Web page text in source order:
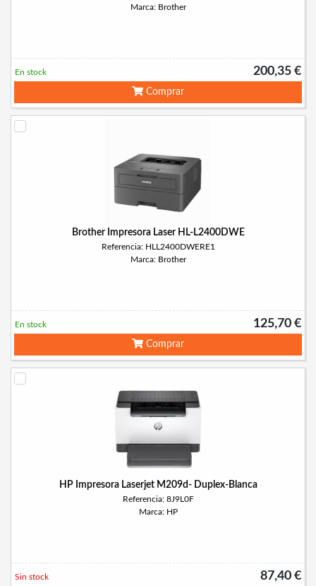
Marca: Brother
200,35 €
En stock
Comprar
Brother Impresora Laser HL-L2400DWE
Referencia: HLL2400DWERE1
Marca: Brother
125,70 €
En stock
Comprar
HP Impresora Laserjet M209d- Duplex-Blanca
Referencia: 8J9L0F
Marca: HP
87,40 €
Sin stock